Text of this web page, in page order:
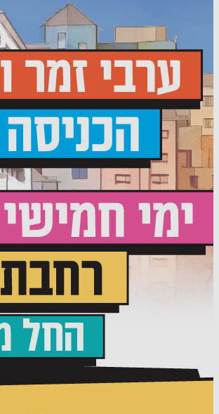
אורח
בדיוק
26.07.26 21:49
תגובה
הזמר המזרחי נפלא.עם זאת
עבריים.מדוע אתה/ את מרגיש/ה
27.07.26 11:15
תגובה
תגובה